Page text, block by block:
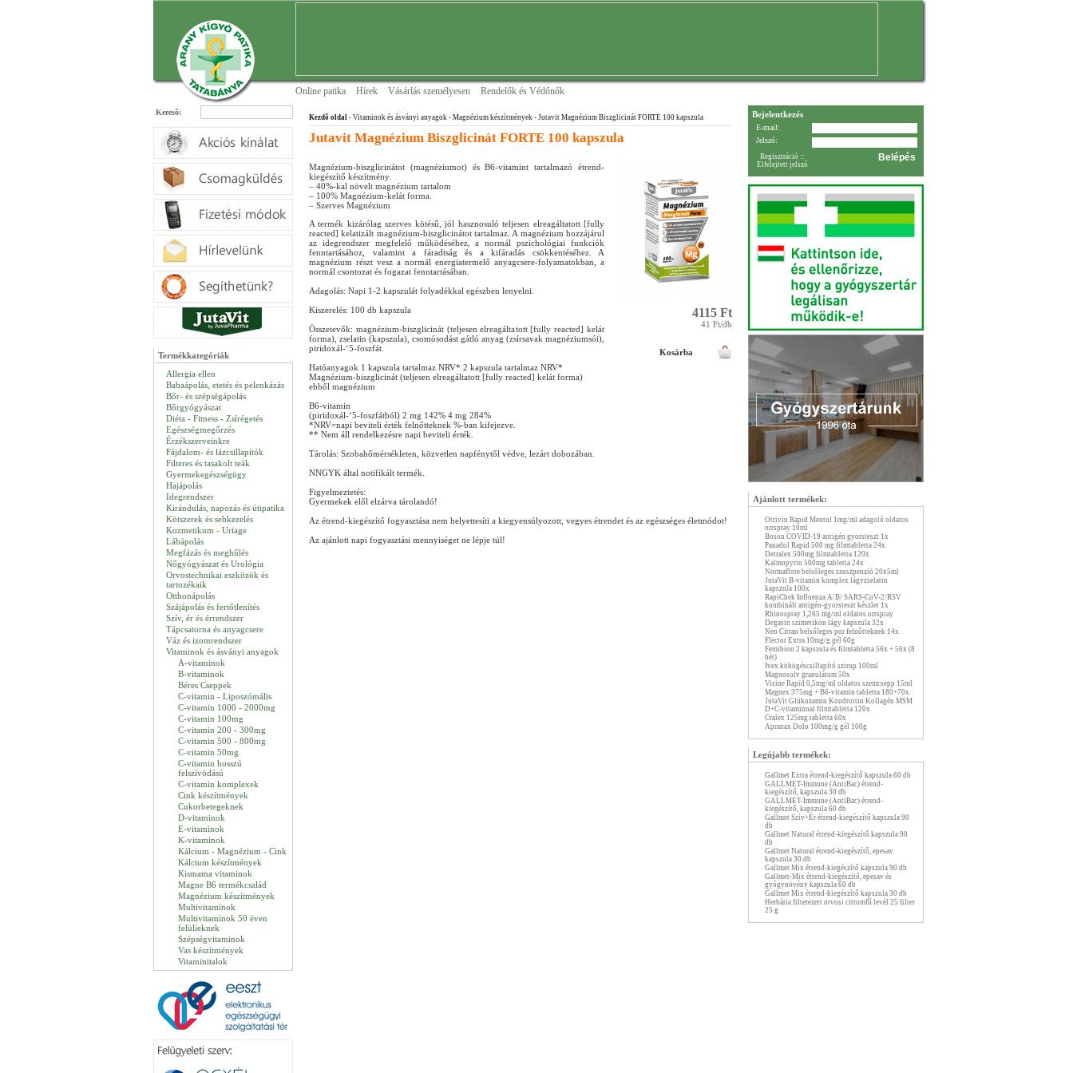
Online patika Hírek Vásárlás személyesen Rendelők és Védőnők
Keresõ:
Termékkategóriák
Allergia ellen
Babaápolás, etetés és pelenkázás
Bőr- és szépségápolás
Bőrgyógyászat
Diéta - Fitness - Zsírégetés
Egészségmegőrzés
Érzékszerveinkre
Fájdalom- és lázcsillapítók
Filteres és tasakolt teák
Gyermekegészségügy
Hajápolás
Idegrendszer
Kirándulás, napozás és útipatika
Kötszerek és sebkezelés
Kozmetikum - Uriage
Lábápolás
Megfázás és meghűlés
Nőgyógyászat és Urológia
Orvostechnikai eszközök és
tartozékaik
Otthonápolás
Szájápolás és fertőtlenítés
Szív, ér és érrendszer
Tápcsatorna és anyagcsere
Váz és izomrendszer
Vitaminok és ásványi anyagok
A-vitaminok
B-vitaminok
Béres Cseppek
C-vitamin - Liposzómális
C-vitamin 1000 - 2000mg
C-vitamin 100mg
C-vitamin 200 - 300mg
C-vitamin 500 - 800mg
C-vitamin 50mg
C-vitamin hosszú
felszívódású
C-vitamin komplexek
Cink készítmények
Cukorbetegeknek
D-vitaminok
E-vitaminok
K-vitaminok
Kálcium - Magnézium - Cink
Kálcium készítmények
Kismama vitaminok
Magne B6 termékcsalád
Magnézium készítmények
Multivitaminok
Multivitaminok 50 éven
felülieknek
Szépségvitaminok
Vas készítmények
Vitaminitalok
Kezdõ oldal - Vitaminok és ásványi anyagok - Magnézium készítmények - Jutavit Magnézium Biszglicinát FORTE 100 kapszula
Jutavit Magnézium Biszglicinát FORTE 100 kapszula
4115 Ft
41 Ft/db
Kosárba
Magnézium-biszglicinátot (magnéziumot) és B6-vitamint tartalmazó étrend-
kiegészítő készítmény.
– 40%-kal növelt magnézium tartalom
– 100% Magnézium-kelát forma.
– Szerves Magnézium
A termék kizárólag szerves kötésű, jól hasznosuló teljesen elreagáltatott [fully
reacted] kelatizált magnézium-biszglicinátot tartalmaz. A magnézium hozzájárul
az idegrendszer megfelelő működéséhez, a normál pszichológiai funkciók
fenntartásához, valamint a fáradtság és a kifáradás csökkentéséhez. A
magnézium részt vesz a normál energiatermelő anyagcsere-folyamatokban, a
normál csontozat és fogazat fenntartásában.
Adagolás: Napi 1-2 kapszulát folyadékkal egészben lenyelni.
Kiszerelés: 100 db kapszula
Összetevők: magnézium-biszglicinát (teljesen elreagáltatott [fully reacted] kelát
forma), zselatin (kapszula), csomósodást gátló anyag (zsírsavak magnéziumsói),
piridoxál-‘5-foszfát.
Hatóanyagok 1 kapszula tartalmaz NRV* 2 kapszula tartalmaz NRV*
Magnézium-biszglicinát (teljesen elreagáltatott [fully reacted] kelát forma)
ebből magnézium
B6-vitamin
(piridoxál-‘5-foszfátból) 2 mg 142% 4 mg 284%
*NRV=napi beviteli érték felnőtteknek %-ban kifejezve.
** Nem áll rendelkezésre napi beviteli érték.
Tárolás: Szobahőmérsékleten, közvetlen napfénytől védve, lezárt dobozában.
NNGYK által notifikált termék.
Figyelmeztetés:
Gyermekek elől elzárva tárolandó!
Az étrend-kiegészítő fogyasztása nem helyettesíti a kiegyensúlyozott, vegyes étrendet és az egészséges életmódot!
Az ajánlott napi fogyasztási mennyiséget ne lépje túl!
Bejelentkezés
E-mail:
Jelszó:
Regisztráció ::
Elfelejtett jelszó
Ajánlott termékek:
Otrivin Rapid Mentol 1mg/ml adagoló oldatos
orrspray 10ml
Boson COVID-19 antigén gyorsteszt 1x
Panadol Rapid 500 mg filmtabletta 24x
Detralex 500mg filmtabletta 120x
Kalmopyrin 500mg tabletta 24x
Normaflore belsőleges szuszpenzió 20x5ml
JutaVit B-vitamin komplex lágyzselatin
kapszula 100x
RapiChek Influenza A/B/ SARS-CoV-2/RSV
kombinált antigén-gyorsteszt készlet 1x
Rhinospray 1,265 mg/ml oldatos orrspray
Degasin szimetikon lágy kapszula 32x
Neo Citran belsőleges por felnőtteknek 14x
Flector Extra 10mg/g gél 60g
Femibion 2 kapszula és filmtabletta 56x + 56x (8
hét)
Ivex köhögéscsillapító szirup 100ml
Magnosolv granulátum 50x
Visine Rapid 0,5mg/ml oldatos szemcsepp 15ml
Magnex 375mg + B6-vitamin tabletta 180+70x
JutaVit Glükozamin Kondroitin Kollagén MSM
D+C-vitaminnal filmtabletta 120x
Cralex 125mg tabletta 60x
Apranax Dolo 100mg/g gél 100g
Legújabb termékek:
Gallmet Extra étrend-kiegészítő kapszula 60 db
GALLMET-Immune (AntiBac) étrend-
kiegészítő, kapszula 30 db
GALLMET-Immune (AntiBac) étrend-
kiegészítő, kapszula 60 db
Gallmet Szív+Ér étrend-kiegészítő kapszula 90
db
Gallmet Natural étrend-kiegészítő kapszula 90
db
Gallmet Natural étrend-kiegészítő, epesav
kapszula 30 db
Gallmet Mix étrend-kiegészítő kapszula 90 db
Gallmet-Mix étrend-kiegészítő, epesav és
gyógynövény kapszula 60 db
Gallmet Mix étrend-kiegészítő kapszula 30 db
Herbária filterezett orvosi citromfű levél 25 filter
25 g